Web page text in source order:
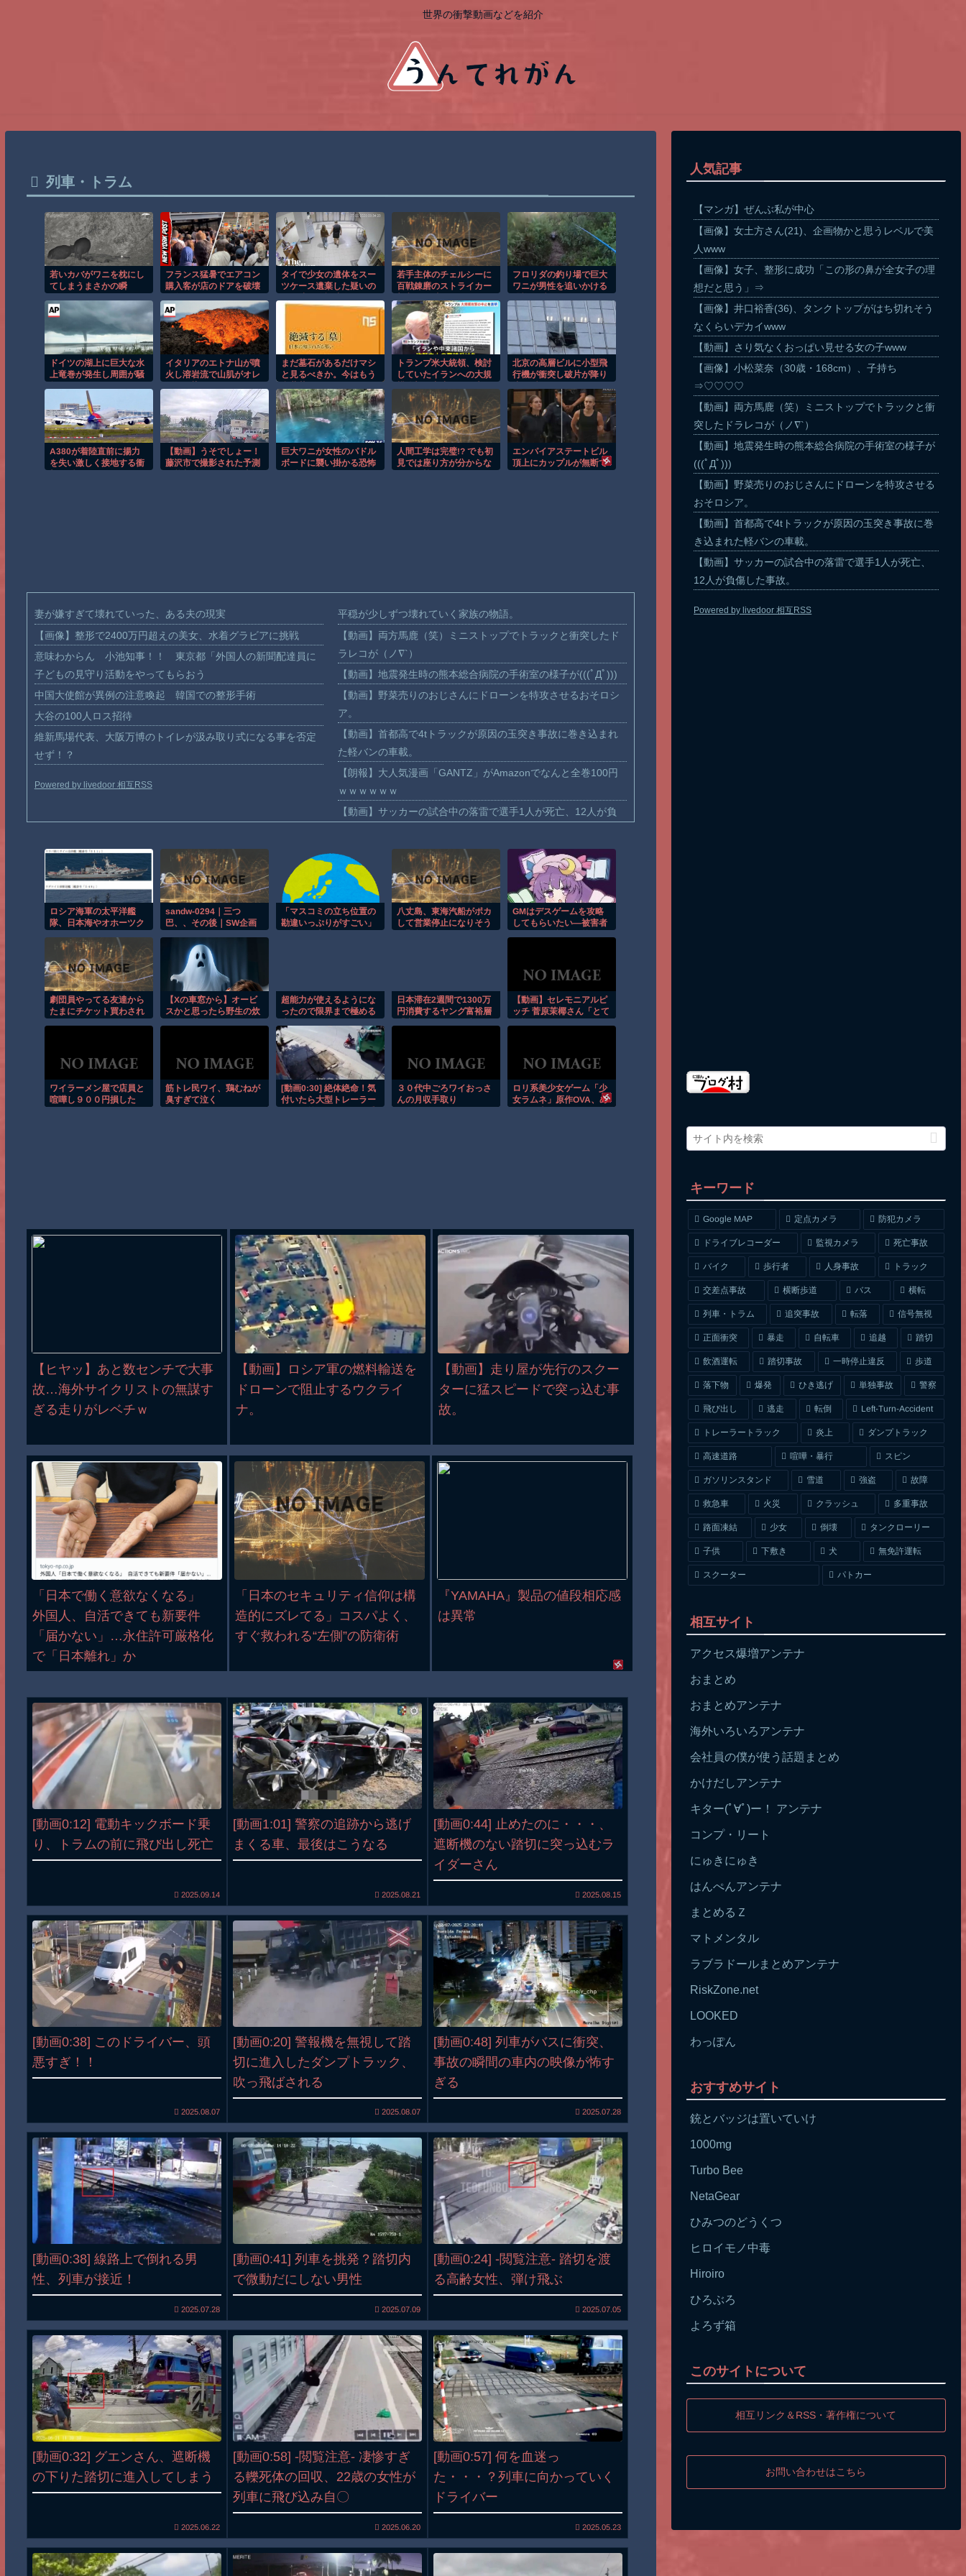
世界の衝撃動画などを紹介
列車・トラム
若いカバがワニを枕にし
てしまうまさかの瞬
フランス猛暑でエアコン
購入客が店のドアを破壊
タイで少女の遺体をスー
ツケース遺棄した疑いの
若手主体のチェルシーに
百戦錬磨のストライカー
獲得を発表
フロリダの釣り場で巨大
ワニが男性を追いかける
ドイツの湖上に巨大な水
上竜巻が発生し周囲が騒
イタリアのエトナ山が噴
火し溶岩流で山肌がオレ
まだ墓石があるだけマシ
と見るべきか。今はもう
トランプ米大統領、検討
していたイランへの大規
明！
北京の高層ビルに小型飛
行機が衝突し破片が降り
A380が着陸直前に揚力
を失い激しく接地する衝
【動画】うそでしょー！
藤沢市で撮影された予測
巨大ワニが女性のパドル
ボードに襲い掛かる恐怖
人間工学は完璧!? でも初
見では座り方が分からな
エンパイアステートビル
頂上にカップルが無断で
妻が嫌すぎて壊れていった、ある夫の現実
【画像】整形で2400万円超えの美女、水着グラビアに挑戦
意味わからん 小池知事！！ 東京都「外国人の新聞配達員に
子どもの見守り活動をやってもらおう
中国大使館が異例の注意喚起 韓国での整形手術
大谷の100人ロス招待
維新馬場代表、大阪万博のトイレが汲み取り式になる事を否定
せず！？
Powered by livedoor 相互RSS
平穏が少しずつ壊れていく家族の物語。
【動画】両方馬鹿（笑）ミニストップでトラックと衝突したド
ラレコが（ノ∇`）
【動画】地震発生時の熊本総合病院の手術室の様子が(((ﾟДﾟ)))
【動画】野菜売りのおじさんにドローンを特攻させるおそロシ
ア。
【動画】首都高で4tトラックが原因の玉突き事故に巻き込まれ
た軽バンの車載。
【朗報】大人気漫画「GANTZ」がAmazonでなんと全巻100円
ｗｗｗｗｗｗ
【動画】サッカーの試合中の落雷で選手1人が死亡、12人が負
まだ墓石があるだけマシと見るべきか。今はもう合葬墓ばかり
【動画】新型のさすまた、限界突破ｗｗｗｗｗｗ
【謎】広島県が頑なに「はだしのゲンコラボ喫茶」をやらない
理由
ヒロインが死ぬアニメって四月は君の嘘くらいしかないような
ロシア海軍の太平洋艦
隊、日本海やオホーツク
ライナ支援続ける日本を
威嚇か！
sandw-0294｜三つ
巴、、その後｜SW企画
「マスコミの立ち位置の
勘違いっぷりがすごい」
八丈島、東海汽船がポカ
して営業停止になりそう
GMはデスゲームを攻略
してもらいたい―被害者
劇団員やってる友達から
たまにチケット買わされ
【Xの車窓から】オービ
スかと思ったら野生の炊
超能力が使えるようにな
ったので限界まで極める
日本滞在2週間で1300万
円消費するヤング富裕層
【動画】セレモニアルピ
ッチ 菅原茉椰さん「とて
テマリーンズ」
ワイラーメン屋で店員と
喧嘩し９００円損した
筋トレ民ワイ、鶏むねが
臭すぎて泣く
[動画0:30] 絶体絶命！気
付いたら大型トレーラー
３０代中ごろワイおっさ
んの月収手取り
ロリ系美少女ゲーム「少
女ラムネ」原作OVA、め
【ヒヤッ】あと数センチで大事
故…海外サイクリストの無謀す
ぎる走りがレベチｗ
【動画】ロシア軍の燃料輸送を
ドローンで阻止するウクライ
ナ。
【動画】走り屋が先行のスクー
ターに猛スピードで突っ込む事
故。
「日本で働く意欲なくなる」
外国人、自活できても新要件
「届かない」…永住許可厳格化
で「日本離れ」か
「日本のセキュリティ信仰は構
造的にズレてる」コスパよく、
すぐ救われる“左側”の防衛術
『YAMAHA』製品の値段相応感
は異常
[動画0:12] 電動キックボード乗
り、トラムの前に飛び出し死亡
2025.09.14
[動画1:01] 警察の追跡から逃げ
まくる車、最後はこうなる
2025.08.21
[動画0:44] 止めたのに・・・、
遮断機のない踏切に突っ込むラ
イダーさん
2025.08.15
[動画0:38] このドライバー、頭
悪すぎ！！
2025.08.07
[動画0:20] 警報機を無視して踏
切に進入したダンプトラック、
吹っ飛ばされる
2025.08.07
[動画0:48] 列車がバスに衝突、
事故の瞬間の車内の映像が怖す
ぎる
2025.07.28
[動画0:38] 線路上で倒れる男
性、列車が接近！
2025.07.28
[動画0:41] 列車を挑発？踏切内
で微動だにしない男性
2025.07.09
[動画0:24] -閲覧注意- 踏切を渡
る高齢女性、弾け飛ぶ
2025.07.05
[動画0:32] グエンさん、遮断機
の下りた踏切に進入してしまう
2025.06.22
[動画0:58] -閲覧注意- 凄惨すぎ
る轢死体の回収、22歳の女性が
列車に飛び込み自〇
2025.06.20
[動画0:57] 何を血迷っ
た・・・？列車に向かっていく
ドライバー
2025.05.23
人気記事
【マンガ】ぜんぶ私が中心
【画像】女土方さん(21)、企画物かと思うレベルで美
人www
【画像】女子、整形に成功「この形の鼻が全女子の理
想だと思う」⇒
【画像】井口裕香(36)、タンクトップがはち切れそう
なくらいデカイwww
【動画】さり気なくおっぱい見せる女の子www
【画像】小松菜奈（30歳・168cm）、子持ち
⇒♡♡♡♡
【動画】両方馬鹿（笑）ミニストップでトラックと衝
突したドラレコが（ノ∇`）
【動画】地震発生時の熊本総合病院の手術室の様子が
(((ﾟДﾟ)))
【動画】野菜売りのおじさんにドローンを特攻させる
おそロシア。
【動画】首都高で4tトラックが原因の玉突き事故に巻
き込まれた軽バンの車載。
【動画】サッカーの試合中の落雷で選手1人が死亡、
12人が負傷した事故。
Powered by livedoor 相互RSS
キーワード
Google MAP 定点カメラ 防犯カメラ
ドライブレコーダー 監視カメラ 死亡事故
バイク 歩行者 人身事故 トラック
交差点事故 横断歩道 バス 横転
列車・トラム 追突事故 転落 信号無視
正面衝突 暴走 自転車 追越 踏切
飲酒運転 踏切事故 一時停止違反 歩道
落下物 爆発 ひき逃げ 単独事故 警察
飛び出し 逃走 転倒 Left-Turn-Accident
トレーラートラック 炎上 ダンプトラック
高速道路 喧嘩・暴行 スピン
ガソリンスタンド 雪道 強盗 故障
救急車 火災 クラッシュ 多重事故
路面凍結 少女 倒壊 タンクローリー
子供 下敷き 犬 無免許運転
スクーター パトカー
相互サイト
アクセス爆増アンテナ
おまとめ
おまとめアンテナ
海外いろいろアンテナ
会社員の僕が使う話題まとめ
かけだしアンテナ
キター(ﾟ∀ﾟ)ー！ アンテナ
コンプ・リート
にゅきにゅき
はんぺんアンテナ
まとめるＺ
マトメンタル
ラブラドールまとめアンテナ
RiskZone.net
LOOKED
わっぽん
おすすめサイト
銃とバッジは置いていけ
1000mg
Turbo Bee
NetaGear
ひみつのどうくつ
ヒロイモノ中毒
Hiroiro
ひろぶろ
よろず箱
このサイトについて
相互リンク＆RSS・著作権について
お問い合わせはこちら